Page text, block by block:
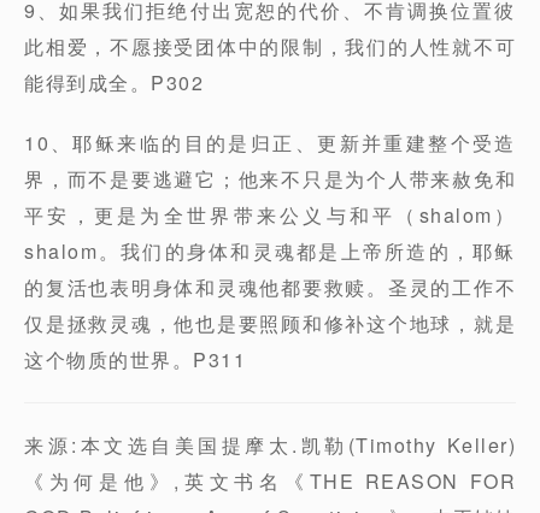
9、如果我们拒绝付出宽恕的代价、不肯调换位置彼
此相爱，不愿接受团体中的限制，我们的人性就不可
能得到成全。P302
10、耶稣来临的目的是归正、更新并重建整个受造
界，而不是要逃避它；他来不只是为个人带来赦免和
平安，更是为全世界带来公义与和平（shalom）
shalom。我们的身体和灵魂都是上帝所造的，耶稣
的复活也表明身体和灵魂他都要救赎。圣灵的工作不
仅是拯救灵魂，他也是要照顾和修补这个地球，就是
这个物质的世界。P311
来源:本文选自美国提摩太.凯勒(Timothy Keller)
《为何是他》,英文书名《THE REASON FOR